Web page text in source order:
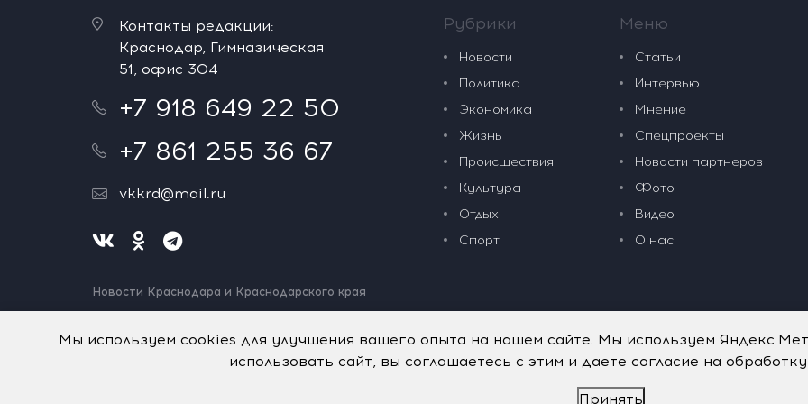
Контакты редакции:
Краснодар, Гимназическая
51, офис 304
+7 918 649 22 50
+7 861 255 36 67
vkkrd@mail.ru
Новости Краснодара и Краснодарского края
Нашли ошибку? Выделите и нажмите Ctrl+Enter.
Рубрики
Новости
Политика
Экономика
Жизнь
Происшествия
Культура
Отдых
Спорт
Меню
Статьи
Интервью
Мнение
Спецпроекты
Новости партнеров
Фото
Видео
О нас
Политика обработки персональных данных
Мы используем cookies для улучшения вашего опыта на нашем сайте. Мы используем
использовать сайт, вы соглашаетесь с этим и даете согласие на
Принять